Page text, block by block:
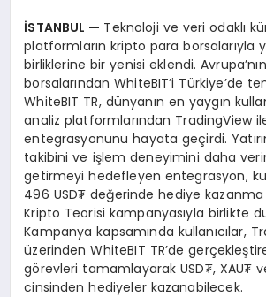
İSTANBUL — Teknoloji ve veri odaklı
platformların kripto para borsalarıyla
birliklerine bir yenisi eklendi.
borsalarından WhiteBIT’i Türkiye’de
WhiteBIT TR, dünyanın en yaygın
analiz platformlarından TradingView
entegrasyonunu hayata geçirdi.
takibini ve işlem deneyimini daha
getirmeyi hedefleyen entegrasyon,
496 USD₮ değerinde hediye kazanma
Kripto Teorisi kampanyasıyla birlikte
Kampanya kapsamında kullanıcılar,
üzerinden WhiteBIT TR’de
görevleri tamamlayarak USD₮, XAU₮
cinsinden hediyeler kazanabilecek.